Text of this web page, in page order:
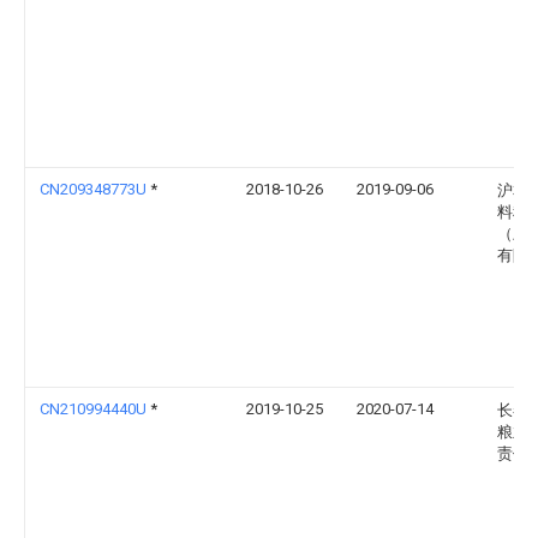
CN209348773U * 2018-10-26 2019-09-06
沪本
料科
（上
有限
CN210994440U * 2019-10-25 2020-07-14
长春
粮业
责任